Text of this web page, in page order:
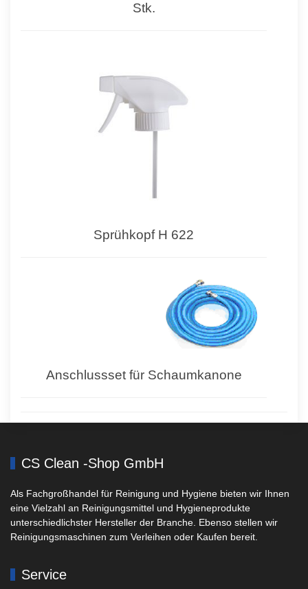
Stk.
Sprühkopf H 622
Anschlussset für Schaumkanone
CS Clean -Shop GmbH
Als Fachgroßhandel für Reinigung und Hygiene bieten wir Ihnen
eine Vielzahl an Reinigungsmittel und Hygieneprodukte
unterschiedlichster Hersteller der Branche. Ebenso stellen wir
Reinigungsmaschinen zum Verleihen oder Kaufen bereit.
Service